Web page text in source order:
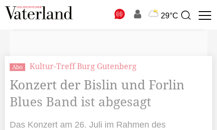
29°C
Suchbegriff
Abo Kultur-Treff Burg Gutenberg
Konzert der Bislin und Forlin
Blues Band ist abgesagt
Das Konzert am 26. Juli im Rahmen des